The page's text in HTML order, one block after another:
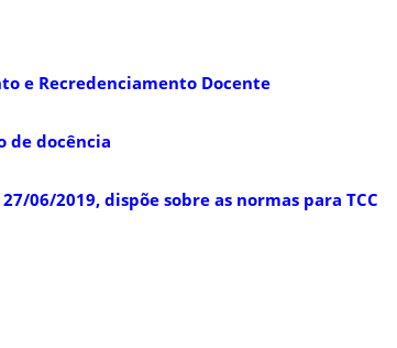
e Recredenciamento Docente
de docência
06/2019, dispõe sobre as normas para TCC